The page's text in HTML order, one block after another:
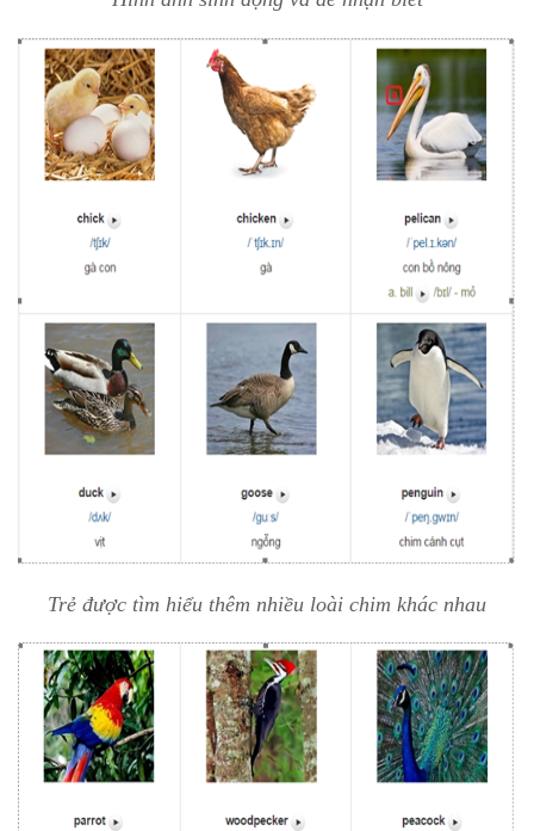
Trẻ được tìm hiểu thêm nhiều loài chim khác nhau